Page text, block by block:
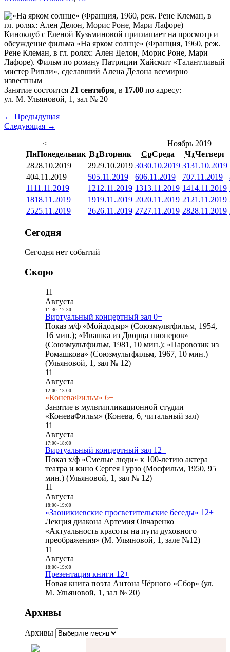
Киноклуб с Еленой Кузьминовой приглашает на просмотр и
обсуждение фильма «На ярком солнце» (Франция, 1960, реж.
Рене Клеман, в гл. ролях: Ален Делон, Морис Роне, Мари
Лафоре). Фильм по роману Патриции Хайсмит «Талантливый
мистер Рипли», сделавший Алена Делона всемирно
известным
Занятие состоится 21 сентября, в 17.00 по адресу:
ул. М. Ульяновой, 1, зал № 20
← Предыдущая
Следующая →
<
Ноябрь 2019
ПнПонедельник ВтВторник СрСреда ЧтЧетверг
2828.10.2019 2929.10.2019 3030.10.2019 3131.10.2019
404.11.2019 505.11.2019 606.11.2019 707.11.2019
1111.11.2019 1212.11.2019 1313.11.2019 1414.11.2019
1818.11.2019 1919.11.2019 2020.11.2019 21 21.11.2019
2525.11.2019 2626.11.2019 2727.11.2019 2828.11.2019
Сегодня
Сегодня нет событий
Скоро
11
Августа
11:30- 12:30
Виртуальный концертный зал 0+
Показ м/ф «Мойдодыр» (Союзмультфильм, 1954,
16 мин.); «Ивашка из Дворца пионеров»
(Союзмультфильм, 1981, 10 мин.); «Паровозик из
Ромашкова» (Союзмультфильм, 1967, 10 мин.)
(Ульяновой, 1, зал № 12)
11
Августа
12:00- 13:00
«КоневаФильм» 6+
Занятие в мультипликационной студии
«КоневаФильм» (Конева, 6, читальный зал)
11
Августа
17:00- 18:00
Виртуальный концертный зал 12+
Показ х/ф «Смелые люди» к 100-летию актера
театра и кино Сергея Гурзо (Мосфильм, 1950, 95
мин.) (Ульяновой, 1, зал № 12)
11
Августа
18:00- 19:00
«Заоникиевские просветительские беседы» 12+
Лекция диакона Артемия Овчаренко
«Актуальность красоты на пути духовного
преображения» (М. Ульяновой, 1, зале №12)
11
Августа
18:00- 19:00
Презентация книги 12+
Новая книга поэта Антона Чёрного «Сбор» (ул.
М. Ульяновой, 1, зал № 20)
Архивы
Архивы